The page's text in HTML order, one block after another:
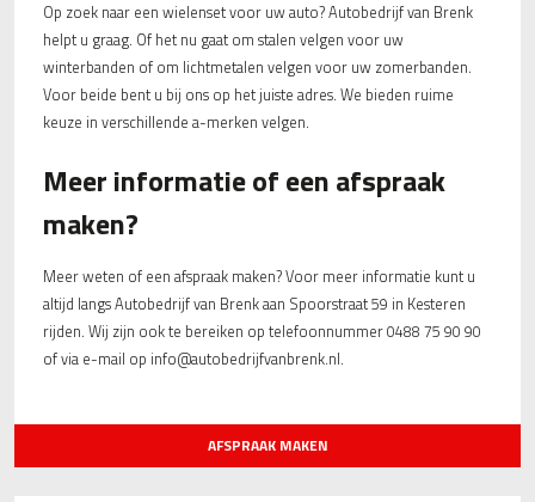
AFSPRAAK MAKEN
Op zoek naar een wielenset voor uw auto? Autobedrijf van Brenk
helpt u graag. Of het nu gaat om stalen velgen voor uw
winterbanden of om lichtmetalen velgen voor uw zomerbanden.
Voor beide bent u bij ons op het juiste adres. We bieden ruime
keuze in verschillende a-merken velgen.
Meer informatie of een afspraak
maken?
Meer weten of een afspraak maken? Voor meer informatie kunt u
altijd langs Autobedrijf van Brenk aan Spoorstraat 59 in Kesteren
rijden. Wij zijn ook te bereiken op telefoonnummer 0488 75 90 90
of via e-mail op info@autobedrijfvanbrenk.nl.